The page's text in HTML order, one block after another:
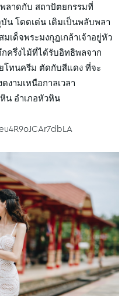
ลาดกับ สถาปัตยกรรมที่
น โดดเด่น เดิมเป็นพลับพลา
เด็จพระมงกุฎเกล้าเจ้าอยู่หัว
ครึ่งไม้ที่ได้รับอิทธิพลจาก
โทนครีม ตัดกับสีแดง ที่จะ
งามเหนือกาลเวลา
น อำเภอหัวหิน